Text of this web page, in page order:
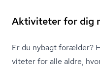
Aktiviteter for dig
Er du nybagt forælder?
vi­te­ter for alle aldre,